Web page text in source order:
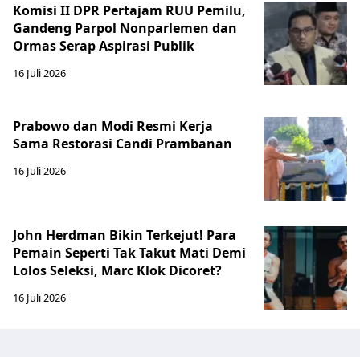
Komisi II DPR Pertajam RUU Pemilu,
Gandeng Parpol Nonparlemen dan
Ormas Serap Aspirasi Publik
16 Juli 2026
Prabowo dan Modi Resmi Kerja
Sama Restorasi Candi Prambanan
16 Juli 2026
John Herdman Bikin Terkejut! Para
Pemain Seperti Tak Takut Mati Demi
Lolos Seleksi, Marc Klok Dicoret?
16 Juli 2026